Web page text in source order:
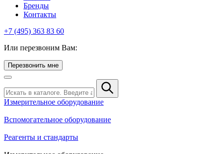
Бренды
Контакты
+7 (495) 363 83 60
Или перезвоним Вам:
Перезвонить мне
Измерительное оборудование
Вспомогательное оборудование
Реагенты и стандарты